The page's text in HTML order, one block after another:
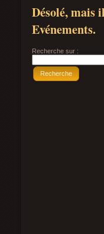
Désolé, mais
Evénements.
Recherche sur :
Recherche